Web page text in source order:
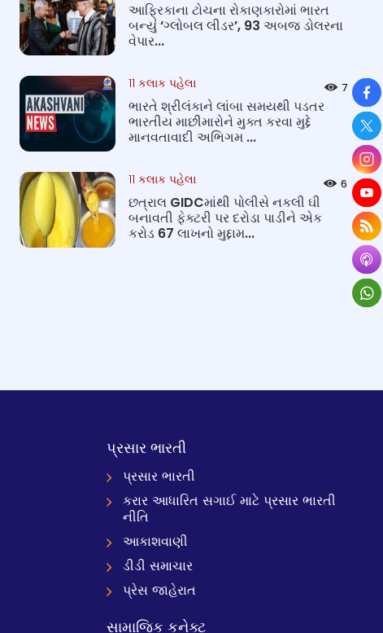
આફ્રિકાના ટોચના રોકાણકારોમાં ભારત
બન્યું ‘ગ્લોબલ લીડર’, 93 અબજ ડોલરના
વેપાર...
11 કલાક પહેલા 7
ભારતે શ્રીલંકાને લાંબા સમયથી પડતર
ભારતીય માછીમારોને મુક્ત કરવા મુદ્દે
માનવતાવાદી અભિગમ ...
11 કલાક પહેલા 6
છત્રાલ GIDCમાંથી પોલીસે નકલી ઘી
બનાવતી ફેક્ટરી પર દરોડા પાડીને એક
કરોડ 67 લાખનો મુદ્દામ...
પ્રસાર ભારતી
પ્રસાર ભારતી
કરાર આધારિત સગાઈ માટે પ્રસાર ભારતી
નીતિ
આકાશવાણી
ડીડી સમાચાર
પ્રેસ જાહેરાત
સામાજિક કનેક્ટ